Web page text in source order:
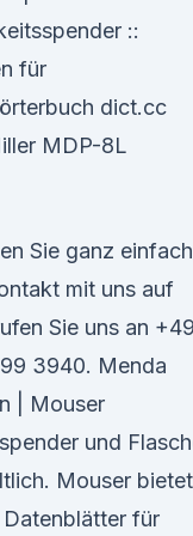
::
für
dict.cc
MDP-8L
Sie ganz einfach
mit uns auf
Sie uns an +49
3940. Menda
| Mouser
und
Mouser bietet
für